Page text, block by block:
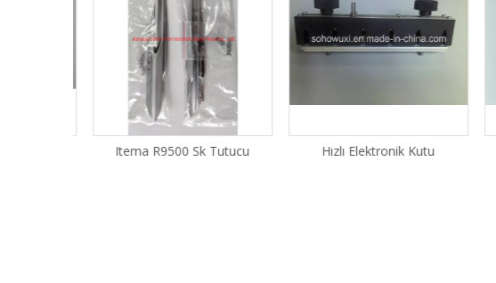
Itema R9500 Sk Tutucu Hızlı Elektronik Kutu